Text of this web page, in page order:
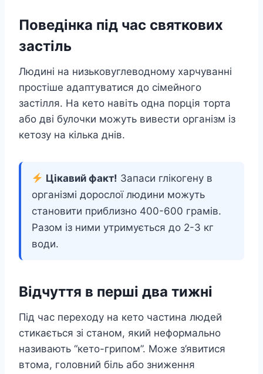
Поведінка під час святкових
застіль
Людині на низьковуглеводному харчуванні
простіше адаптуватися до сімейного
застілля. На кето навіть одна порція торта
або дві булочки можуть вивести організм із
кетозу на кілька днів.
Цікавий факт! Запаси глікогену в
організмі дорослої людини можуть
становити приблизно 400-600 грамів.
Разом із ними утримується до 2-3 кг
води.
Відчуття в перші два тижні
Під час переходу на кето частина людей
стикається зі станом, який неформально
називають “кето-грипом”. Може з’явитися
втома, головний біль або зниження